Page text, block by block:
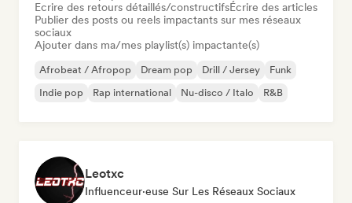
Ecrire des retours détaillés/constructifsÉcrire des articles
Publier des posts ou reels impactants sur mes réseaux
sociaux
Ajouter dans ma/mes playlist(s) impactante(s)
Afrobeat / Afropop Dream pop Drill / Jersey
Funk
Indie pop
Rap international Nu-disco / Italo R&B
Leotxc
Influenceur·euse Sur Les Réseaux Sociaux